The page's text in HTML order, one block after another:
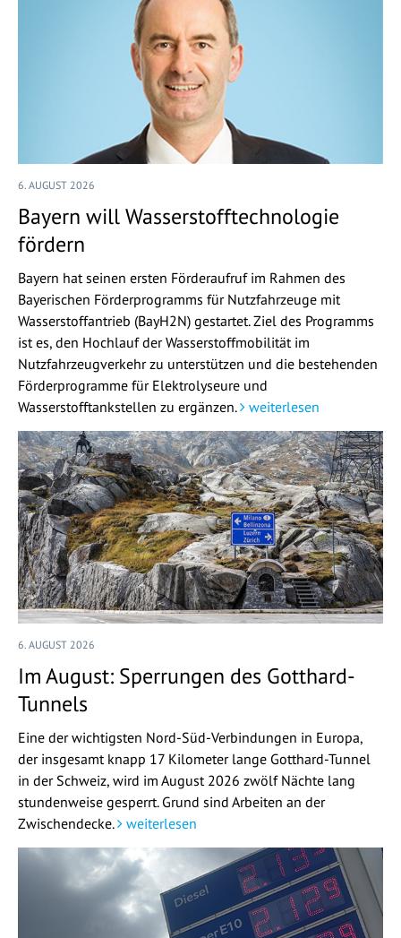
6. AUGUST 2026
Bayern will Wasserstofftechnologie
fördern
Bayern hat seinen ersten Förderaufruf im Rahmen des
Bayerischen Förderprogramms für Nutzfahrzeuge mit
Wasserstoffantrieb (BayH2N) gestartet. Ziel des Programms
ist es, den Hochlauf der Wasserstoffmobilität im
Nutzfahrzeugverkehr zu unterstützen und die bestehenden
Förderprogramme für Elektrolyseure und
Wasserstofftankstellen zu ergänzen.
weiterlesen
6. AUGUST 2026
Im August: Sperrungen des Gotthard-
Tunnels
Eine der wichtigsten Nord-Süd-Verbindungen in Europa,
der insgesamt knapp 17 Kilometer lange Gotthard-Tunnel
in der Schweiz, wird im August 2026 zwölf Nächte lang
stundenweise gesperrt. Grund sind Arbeiten an der
Zwischendecke.
weiterlesen